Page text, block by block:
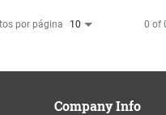
por página 10 0 of
Company Info